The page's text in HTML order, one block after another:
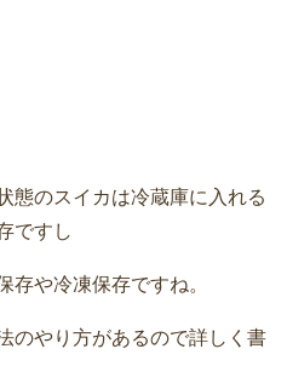
態のスイカは冷蔵庫に入れる
ですし
存や冷凍保存ですね。
のやり方があるので詳しく書